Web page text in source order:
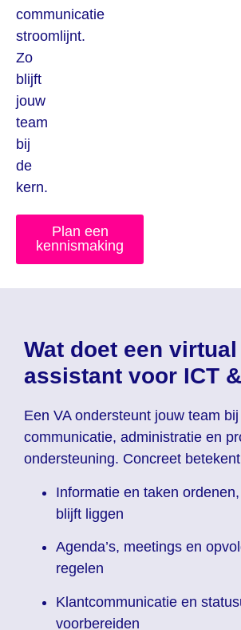
communicatie
stroomlijnt.
Zo
blijft
jouw
team
bij
de
kern.
Plan een
kennismaking
Wat doet een virtual
assistant voor ICT
Een VA ondersteunt jouw team
communicatie, administratie en
ondersteuning. Concreet
Informatie en taken
blijft liggen
Agenda’s, meetings en
regelen
Klantcommunicatie en
voorbereiden